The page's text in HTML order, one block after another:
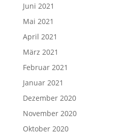
Juni 2021
Mai 2021
April 2021
März 2021
Februar 2021
Januar 2021
Dezember 2020
November 2020
Oktober 2020